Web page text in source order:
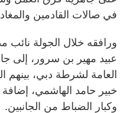
في صالات القادمين والمغادرين
ورافقه خلال الجولة نائب
عبيد مهير بن سرور، إلى
العامة لشرطة دبي، بينهم
خبير حامد الهاشمي،
وكبار الضباط من الجانبين.